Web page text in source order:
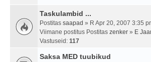
Taskulambid ...
Postitas saapad » R Apr 20, 2007 3:35
Viimane postitus Postitas zenker » E
Vastuseid: 117
Saksa MED tuubikud